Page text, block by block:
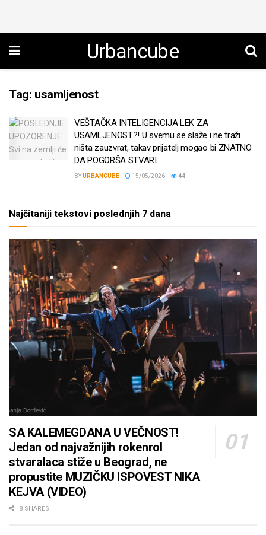
Urbancube
Tag: usamljenost
VEŠTAČKA INTELIGENCIJA LEK ZA
USAMLJENOST?! U svemu se slaže i ne traži
ništa zauzvrat, takav prijatelj mogao bi ZNATNO
DA POGORŠA STVARI
BYURBANCUBE 15/05/2026 44
Najčitaniji tekstovi poslednjih 7 dana
SA KALEMEGDANA U VEČNOST!
Jedan od najvažnijih rokenrol
stvaralaca stiže u Beograd, ne
propustite MUZIČKU ISPOVEST NIKA
KEJVA (VIDEO)
8 SHARES